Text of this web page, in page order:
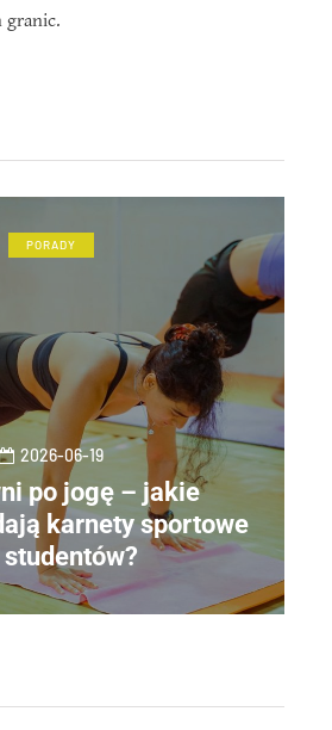
granic.
PORADY
2026-06-19
po jogę – jakie
karnety sportowe